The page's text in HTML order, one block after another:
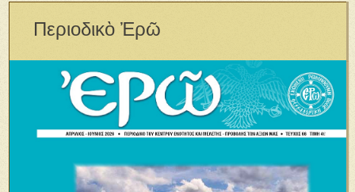
Περιοδικὸ Ἐρῶ